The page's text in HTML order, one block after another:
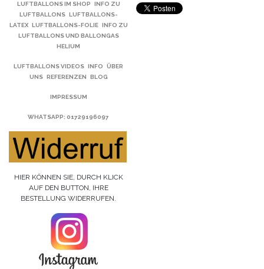
LUFTBALLONS IM SHOP
INFO ZU
LUFTBALLONS
LUFTBALLONS-
LATEX
LUFTBALLONS-FOLIE
INFO ZU
LUFTBALLONS UND BALLONGAS
HELIUM
LUFTBALLONS VIDEOS INFO
ÜBER
UNS
REFERENZEN BLOG
IMPRESSUM
WHATSAPP: 01729196097
HIER KÖNNEN SIE, DURCH KLICK
AUF DEN BUTTON, IHRE
BESTELLUNG WIDERRUFEN.